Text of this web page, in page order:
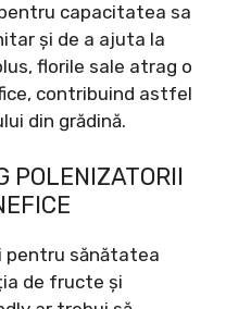
capacitatea sa
și de a ajuta la
florile sale atrag o
contribuind astfel
din grădină.
POLENIZATORII
pentru sănătatea
de fructe și